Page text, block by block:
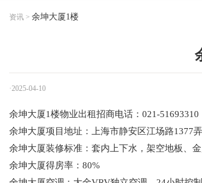
资讯 > 余坤大厦1楼
·2025-04-10
余坤大厦1楼物业出租招商电话：021-51693310
余坤大厦项目地址：上海市静安区江场路1377
余坤大厦装修标准：套内上下水，架空地板、
余坤大厦得房率：80%